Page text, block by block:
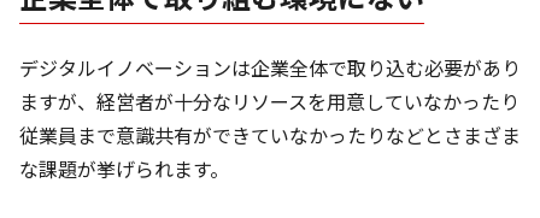
デジタルイノベーションは企業全体で取り込む必要があり
ますが、経営者が十分なリソースを用意していなかったり
従業員まで意識共有ができていなかったりなどとさまざま
な課題が挙げられます。